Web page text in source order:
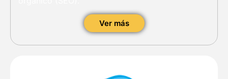
Ver más